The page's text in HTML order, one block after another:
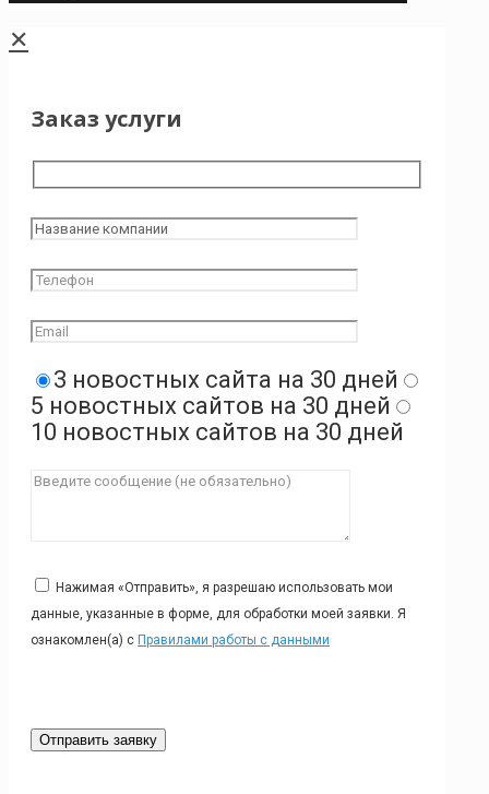
✕
Заказ услуги
3 новостных сайта на 30 дней
5 новостных сайтов на 30 дней
10 новостных сайтов на 30 дней
Нажимая «Отправить», я разрешаю использовать мои
данные, указанные в форме, для обработки моей заявки. Я
ознакомлен(а) с Правилами работы с данными